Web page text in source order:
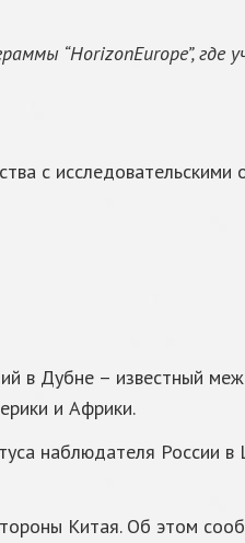
“HorizonEurope”,
с
в Дубне – известный
и Африки.
наблюдателя России
Китая. Об этом